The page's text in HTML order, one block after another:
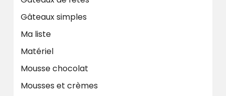
Gâteaux simples
Ma liste
Matériel
Mousse chocolat
Mousses et crèmes